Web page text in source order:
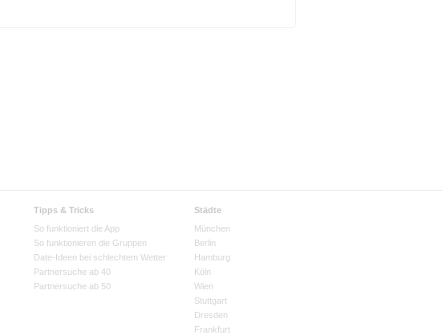
Tipps & Tricks
So funktioniert die App
So funktionieren die Gruppen
Date-Ideen bei schlechtem Wetter
Partnersuche ab 40
Partnersuche ab 50
Städte
München
Berlin
Hamburg
Köln
Wien
Stuttgart
Dresden
Frankfurt